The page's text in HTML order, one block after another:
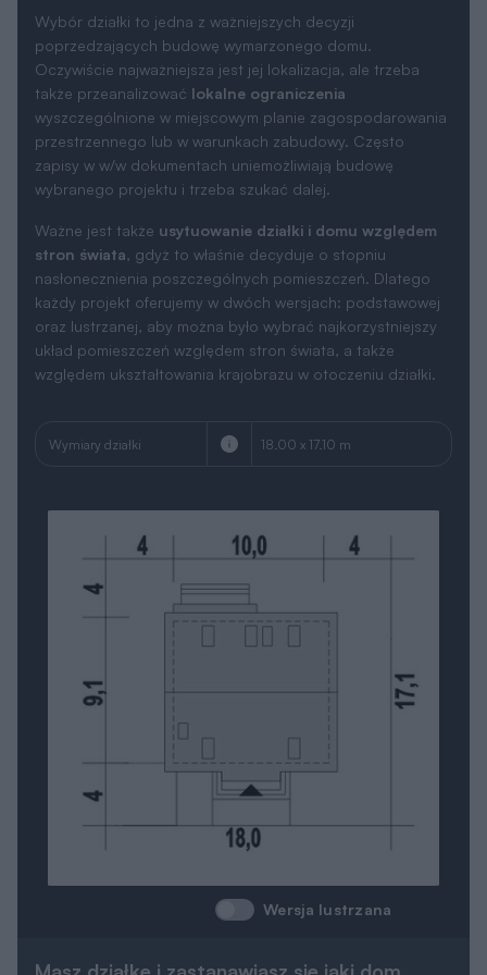
Wybór działki to jedna z ważniejszych decyzji
poprzedzających budowę wymarzonego domu.
Oczywiście najważniejsza jest jej lokalizacja, ale trzeba
także przeanalizować lokalne ograniczenia
wyszczególnione w miejscowym planie zagospodarowania
przestrzennego lub w warunkach zabudowy. Często
zapisy w w/w dokumentach uniemożliwiają budowę
wybranego projektu i trzeba szukać dalej.
Ważne jest także usytuowanie działki i domu względem
stron świata, gdyż to właśnie decyduje o stopniu
nasłonecznienia poszczególnych pomieszczeń. Dlatego
każdy projekt oferujemy w dwóch wersjach: podstawowej
oraz lustrzanej, aby można było wybrać najkorzystniejszy
układ pomieszczeń względem stron świata, a także
względem ukształtowania krajobrazu w otoczeniu działki.
Wymiary działki 18.00 x 17.10 m
Wersja lustrzana